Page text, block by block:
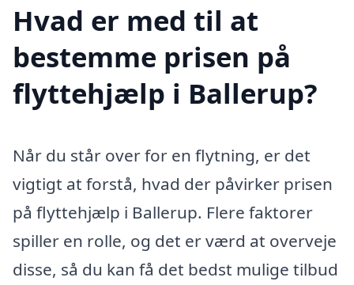
Hvad er med til at
bestemme prisen på
flyttehjælp i Ballerup?
Når du står over for en flytning, er det
vigtigt at forstå, hvad der påvirker prisen
på flyttehjælp i Ballerup. Flere faktorer
spiller en rolle, og det er værd at overveje
disse, så du kan få det bedst mulige tilbud